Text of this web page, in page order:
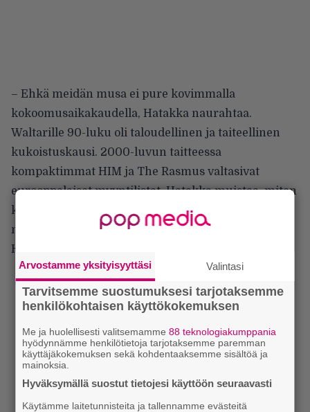
– Ehkä meidän musa ei pure kovimmalla
kokoomusaikakaudella, Hatakka naurahtaa.
Waltarille 90-luku oli taloudellinen ja taiteellinen
kukoistuskausi. 2000-luvun taitteessa
kompaktimmat HIM ja The Rasmus valtasivat
eurooppalaiset myyntilistat. Hatakka muistaa, miten
keskusteluissa kollegoiden kanssa puheenaiheeksi
nousi usein hittien tekeminen. Se ei kiinnostanut
Hatakkaa.
Arvostamme yksityisyyttäsi Valintasi
Tarvitsemme suostumuksesi tarjotaksemme
henkilökohtaisen käyttökokemuksen
Me ja huolellisesti valitsemamme88 teknologiakumppania
hyödynnämme henkilötietoja tarjotaksemme paremman
käyttäjäkokemuksen sekä kohdentaaksemme sisältöä ja
mainoksia.
Hyväksymällä suostut tietojesi käyttöön seuraavasti
Käytämme laitetunnisteita ja tallennamme evästeitä